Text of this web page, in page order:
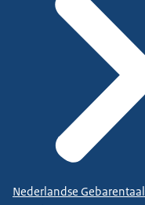
Nederlandse Gebarentaal